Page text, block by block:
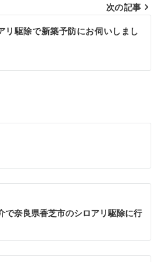
次の記事
リ駆除で新築予防にお伺いしまし
で奈良県香芝市のシロアリ駆除に行